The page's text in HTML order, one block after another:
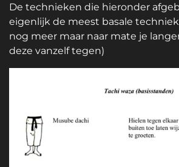
De technieken die hieronder
eigenlijk de meest basale
nog meer maar naar mate je
deze vanzelf tegen)